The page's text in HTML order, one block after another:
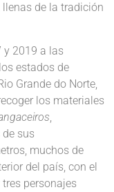
de la tradición
y 2019 a las
estados de
Grande do Norte,
los materiales
sus
muchos de
del país, con el
personajes